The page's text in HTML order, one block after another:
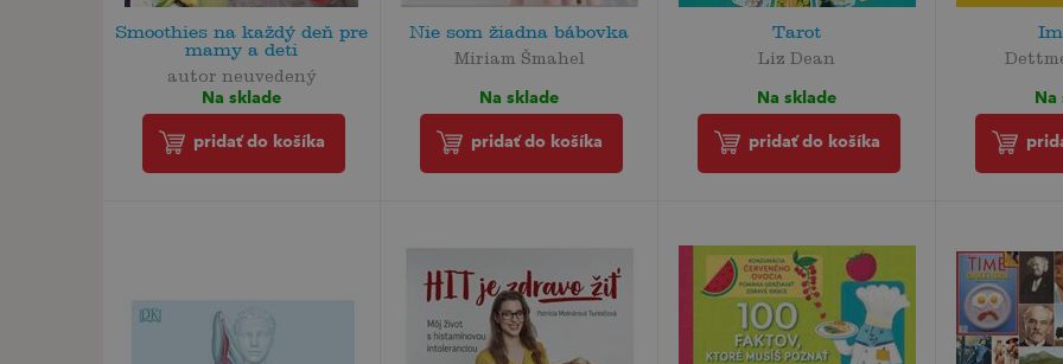
Smoothies na každý deň pre
mamy a deti
autor neuvedený
Na sklade
pridať do košíka
Nie som žiadna bábovka
Miriam Šmahel
Na sklade
pridať do košíka
Tarot
Liz Dean
Na sklade
pridať do košíka
Na